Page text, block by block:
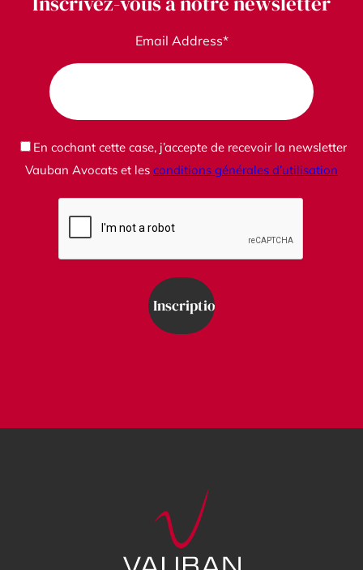
Email Address*
En cochant cette case, j’accepte de recevoir la newsletter
Vauban Avocats et les conditions générales d’utilisation